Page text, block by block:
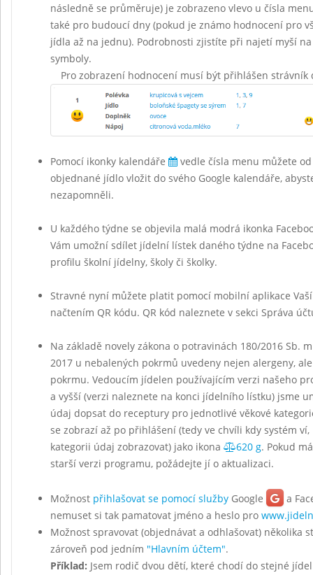
následně se průměruje) je zobrazeno vlevo u čísla
také pro budoucí dny (pokud je známo hodnocení pro
jídla až na jednu). Podrobnosti zjistíte při najetí myší
symboly.
Pro zobrazení hodnocení musí být přihlášen strávník
Pomocí ikonky kalendáře
vedle čísla menu můžete
objednané jídlo vložit do svého Google kalendáře,
nezapomněli.
U každého týdne se objevila malá modrá ikonka
Vám umožní sdílet jídelní lístek daného týdne na
profilu školní jídelny, školy či školky.
Stravné nyní můžete platit pomocí mobilní aplikace
načtením QR kódu. QR kód naleznete v sekci Správa
Na základě novely zákona o potravinách 180/2016 Sb.
2017 u nebalených pokrmů uvedeny nejen alergeny,
pokrmu. Vedoucím jídelen používajícím verzi našeho
a vyšší (verzi naleznete na konci jídelního lístku) jsme
údaj dopsat do receptury pro jednotlivé věkové
se zobrazí až po přihlášení (tedy ve chvíli kdy systém
kategorii údaj zobrazovat) jako ikona
620 g. Pokud
starší verzi programu, požádejte jí o aktualizaci.
Možnost přihlašovat se pomocí služby Google
a
nemuset si tak pamatovat jméno a heslo pro
Možnost spravovat (objednávat a odhlašovat) několika
zároveň pod jedním "Hlavním účtem".
Příklad: Jsem rodič dvou dětí, které chodí do stejné